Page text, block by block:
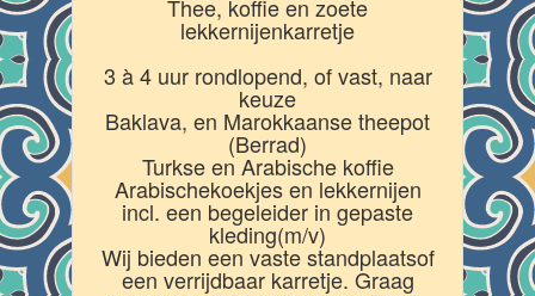
Thee, koffie en zoete
lekkernijenkarretje
3 à 4 uur rondlopend, of vast, naar
keuze
Baklava, en Marokkaanse theepot
(Berrad)
Turkse en Arabische koffie
Arabischekoekjes en lekkernijen
incl. een begeleider in gepaste
kleding(m/v)
Wij bieden een vaste standplaatsof
een verrijdbaar karretje. Graag